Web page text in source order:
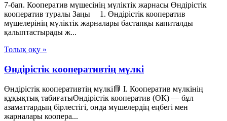
7-бап. Кооператив мүшесiнiң мүлiктiк жарнасы Өндiрiстiк
кооператив туралы Заңы 1. Өндiрiстiк кооператив
мүшелерiнiң мүлiктiк жарналары бастапқы капиталды
қалыптастырады ж...
Толық оқу »
Өндірістік кооперативтің мүлкі
Өндірістік кооперативтің мүлкі📘 I. Кооператив мүлкінің
құқықтық табиғатыӨндірістік кооператив (ӨК) — бұл
азаматтардың бірлестігі, онда мүшелердің еңбегі мен
жарналары коопера...